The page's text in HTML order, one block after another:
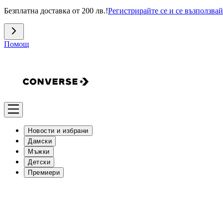
Безплатна доставка от 200 лв.!Регистрирайте се и се
Помощ
Новости и избрани
Дамски
Мъжки
Детски
Премиери